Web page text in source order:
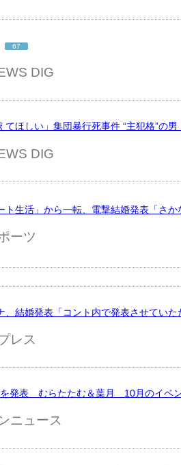
67
DIG
てほしい」集団暴行死事件 “主犯格”の
DIG
生活」から一転、電撃結婚発表「さか
ーツ
、結婚発表「コント内で発表させてい
レス
を発表 むらたたむ＆葉月 10月のイベ
ニュース